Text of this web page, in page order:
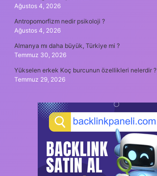
Ağustos 4, 2026
Antropomorfizm nedir psikoloji ?
Ağustos 4, 2026
Almanya mı daha büyük, Türkiye mi ?
Temmuz 30, 2026
Yükselen erkek Koç burcunun özellikleri nelerdir ?
Temmuz 29, 2026